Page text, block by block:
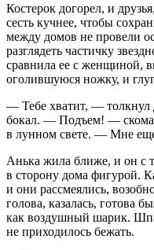
Костерок догорел, и
сесть кучнее, чтобы
между домов не провели
разглядеть частичку
сравнила ее с женщиной,
оголившуюся ножку, и
— Тебе хватит, — толкнул
бокал. — Подъем! —
в лунном свете. — Мне
Анька жила ближе, и он с
в сторону дома фигурой.
и они рассмеялись,
голова, казалась, готова
как воздушный шарик.
не приходилось бежать.